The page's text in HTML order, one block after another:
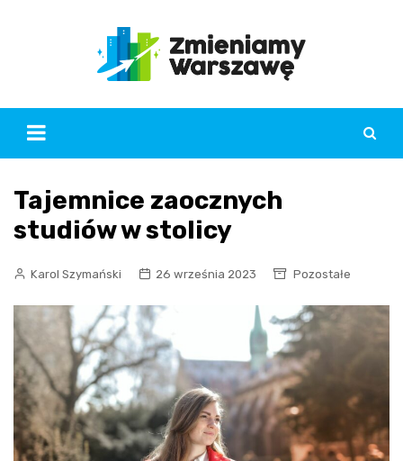
Tajemnice zaocznych
studiów w stolicy
Karol Szymański 26 września 2023 Pozostałe